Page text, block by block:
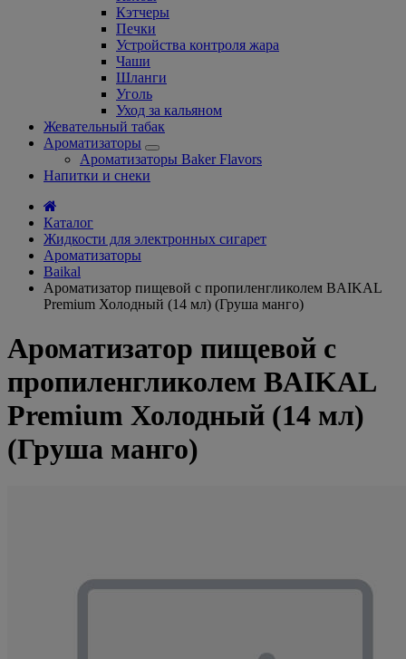
Кэтчеры
Печки
Устройства контроля жара
Чаши
Шланги
Уголь
Уход за кальяном
Жевательный табак
Ароматизаторы
Ароматизаторы Baker Flavors
Напитки и снеки
Каталог
Жидкости для электронных сигарет
Ароматизаторы
Baikal
Ароматизатор пищевой с пропиленгликолем BAIKAL
Premium Холодный (14 мл) (Груша манго)
Ароматизатор пищевой с
пропиленгликолем BAIKAL
Premium Холодный (14 мл)
(Груша манго)